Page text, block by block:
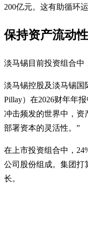
200亿元。这有助循环
保持资产流动
淡马锡目前投资组合中
淡马锡控股及淡马锡国
Pillay）在2026财年年
冲击频发的世界中，资
部署资本的灵活性。”
在上市投资组合中，
公司股份组成。集团打
长。